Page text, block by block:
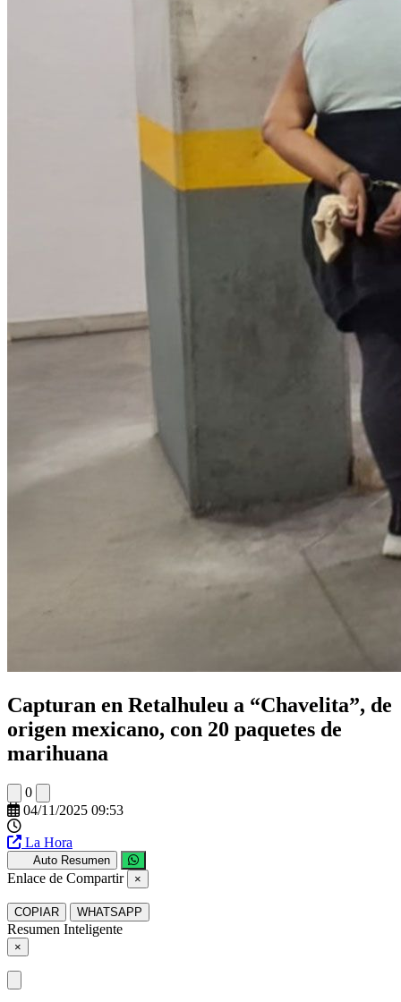
Capturan en Retalhuleu a “Chavelita”, de
origen mexicano, con 20 paquetes de
marihuana
0
04/11/2025 09:53
La Hora
Auto Resumen
Enlace de Compartir ×
COPIAR WHATSAPP
Resumen Inteligente
×